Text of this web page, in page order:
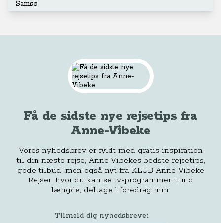
Få de sidste nye rejsetips fra
Anne-Vibeke
Vores nyhedsbrev er fyldt med gratis inspiration
til din næste rejse, Anne-Vibekes bedste rejsetips,
gode tilbud, men også nyt fra KLUB Anne Vibeke
Rejser, hvor du kan se tv-programmer i fuld
længde, deltage i foredrag mm.
Tilmeld dig nyhedsbrevet